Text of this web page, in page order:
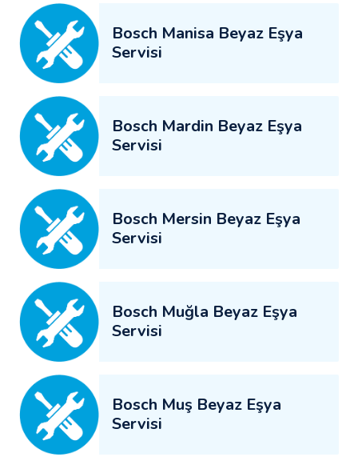
Bosch Manisa Beyaz Eşya
Servisi
Bosch Mardin Beyaz Eşya
Servisi
Bosch Mersin Beyaz Eşya
Servisi
Bosch Muğla Beyaz Eşya
Servisi
Bosch Muş Beyaz Eşya
Servisi